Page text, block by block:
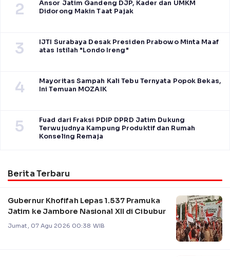
2
Ansor Jatim Gandeng DJP, Kader dan UMKM
Didorong Makin Taat Pajak
3
IJTI Surabaya Desak Presiden Prabowo Minta Maaf
atas Istilah "Londo Ireng"
4
Mayoritas Sampah Kali Tebu Ternyata Popok Bekas,
Ini Temuan MOZAIK
5
Fuad dari Fraksi PDIP DPRD Jatim Dukung
Terwujudnya Kampung Produktif dan Rumah
Konseling Remaja
Berita Terbaru
Gubernur Khofifah Lepas 1.537 Pramuka
Jatim ke Jambore Nasional XII di Cibubur
Jumat, 07 Agu 2026 00:38 WIB